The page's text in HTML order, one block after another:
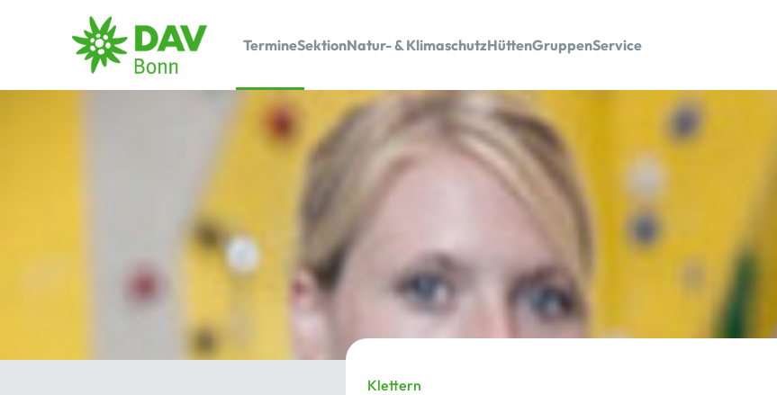
TermineSektionNatur- & KlimaschutzHüttenGruppenService
Klettern